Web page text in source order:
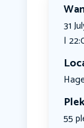
31
|
55